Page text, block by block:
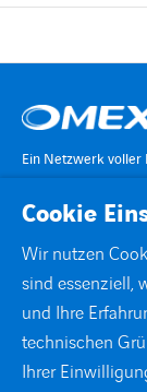
Ein Netzwerk voller
STANDORTE
DOWNLOADS
Cookie
Wir nutzen
sind essenziell,
und Ihre
technischen
Ihrer